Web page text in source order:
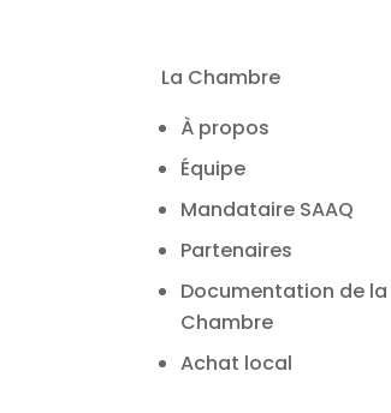
La Chambre
À propos
Équipe
Mandataire SAAQ
Partenaires
Documentation de la
Chambre
Achat local